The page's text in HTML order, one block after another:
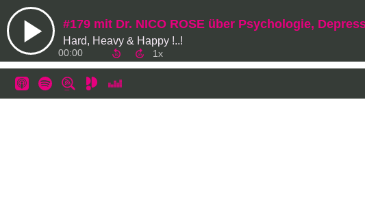
#179 mit Dr. NICO ROSE über Psychologie,
Hard, Heavy & Happy !..!
00:00